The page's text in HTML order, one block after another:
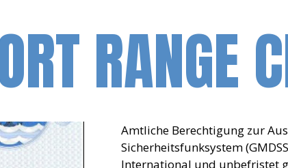
RANGE
Amtliche Berechtigung zur
Sicherheitsfunksystem
International und unbefristet